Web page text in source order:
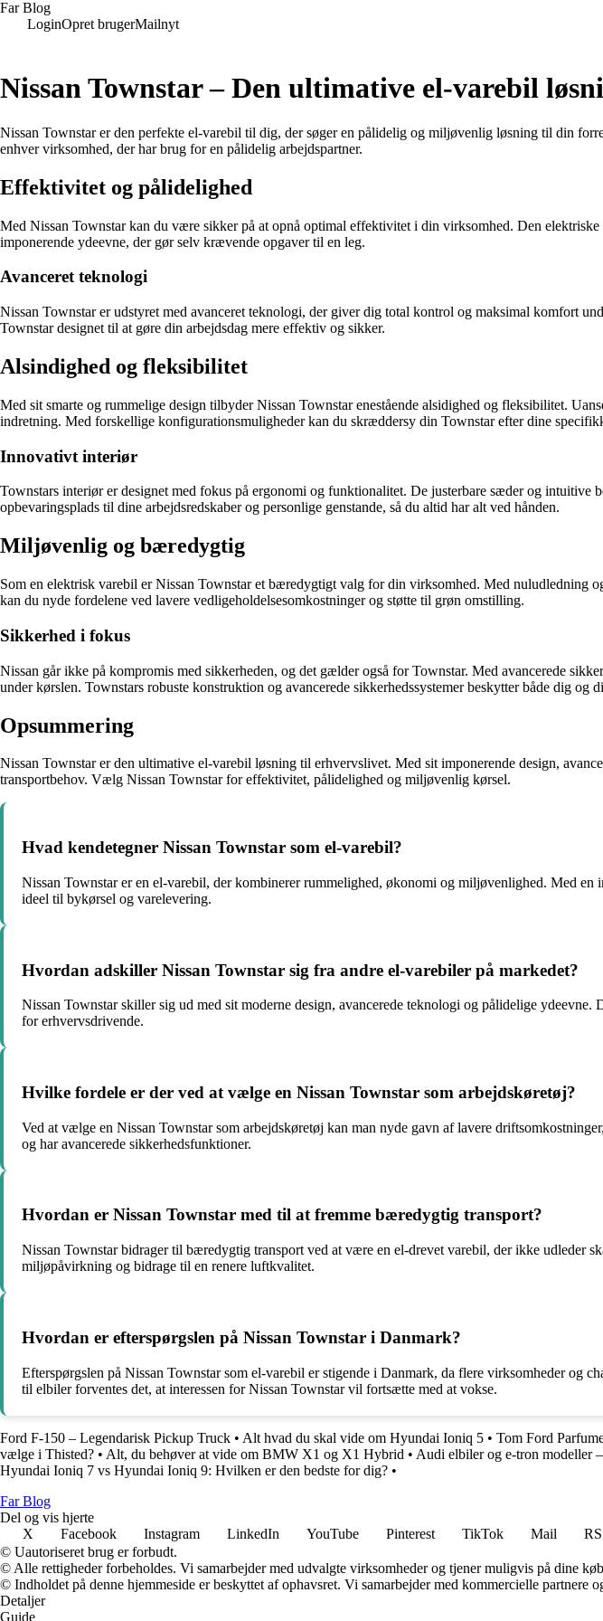
Far Blog
LoginOpret brugerMailnyt
Nissan Townstar – Den ultimative el-varebil
Nissan Townstar er den perfekte el-varebil til dig, der søger en pålidelig og miljøvenlig løsning til din
enhver virksomhed, der har brug for en pålidelig arbejdspartner.
Effektivitet og pålidelighed
Med Nissan Townstar kan du være sikker på at opnå optimal effektivitet i din virksomhed. Den
imponerende ydeevne, der gør selv krævende opgaver til en leg.
Avanceret teknologi
Nissan Townstar er udstyret med avanceret teknologi, der giver dig total kontrol og maksimal komfort
Townstar designet til at gøre din arbejdsdag mere effektiv og sikker.
Alsindighed og fleksibilitet
Med sit smarte og rummelige design tilbyder Nissan Townstar enestående alsidighed og fleksibilitet.
indretning. Med forskellige konfigurationsmuligheder kan du skræddersy din Townstar efter dine
Innovativt interiør
Townstars interiør er designet med fokus på ergonomi og funktionalitet. De justerbare sæder og
opbevaringsplads til dine arbejdsredskaber og personlige genstande, så du altid har alt ved hånden.
Miljøvenlig og bæredygtig
Som en elektrisk varebil er Nissan Townstar et bæredygtigt valg for din virksomhed. Med nuludledning
kan du nyde fordelene ved lavere vedligeholdelsesomkostninger og støtte til grøn omstilling.
Sikkerhed i fokus
Nissan går ikke på kompromis med sikkerheden, og det gælder også for Townstar. Med avancerede
under kørslen. Townstars robuste konstruktion og avancerede sikkerhedssystemer beskytter både dig og
Opsummering
Nissan Townstar er den ultimative el-varebil løsning til erhvervslivet. Med sit imponerende design,
transportbehov. Vælg Nissan Townstar for effektivitet, pålidelighed og miljøvenlig kørsel.
Hvad kendetegner Nissan Townstar som el-varebil?
Nissan Townstar er en el-varebil, der kombinerer rummelighed, økonomi og miljøvenlighed. Med
ideel til bykørsel og varelevering.
Hvordan adskiller Nissan Townstar sig fra andre el-varebiler på markedet?
Nissan Townstar skiller sig ud med sit moderne design, avancerede teknologi og pålidelige
for erhvervsdrivende.
Hvilke fordele er der ved at vælge en Nissan Townstar som arbejdskøretøj?
Ved at vælge en Nissan Townstar som arbejdskøretøj kan man nyde gavn af lavere
og har avancerede sikkerhedsfunktioner.
Hvordan er Nissan Townstar med til at fremme bæredygtig transport?
Nissan Townstar bidrager til bæredygtig transport ved at være en el-drevet varebil, der ikke udleder
miljøpåvirkning og bidrage til en renere luftkvalitet.
Hvordan er efterspørgslen på Nissan Townstar i Danmark?
Efterspørgslen på Nissan Townstar som el-varebil er stigende i Danmark, da flere virksomheder og
til elbiler forventes det, at interessen for Nissan Townstar vil fortsætte med at vokse.
Ford F-150 – Legendarisk Pickup Truck • Alt hvad du skal vide om Hyundai Ioniq 5 • Tom Ford
vælge i Thisted? • Alt, du behøver at vide om BMW X1 og X1 Hybrid • Audi elbiler og e-tron modeller
Hyundai Ioniq 7 vs Hyundai Ioniq 9: Hvilken er den bedste for dig? •
Far Blog
Del og vis hjerte
X
Facebook Instagram LinkedIn YouTube Pinterest TikTok Mail
© Uautoriseret brug er forbudt.
© Alle rettigheder forbeholdes. Vi samarbejder med udvalgte virksomheder og tjener muligvis på dine
© Indholdet på denne hjemmeside er beskyttet af ophavsret. Vi samarbejder med kommercielle
Detaljer
Guide